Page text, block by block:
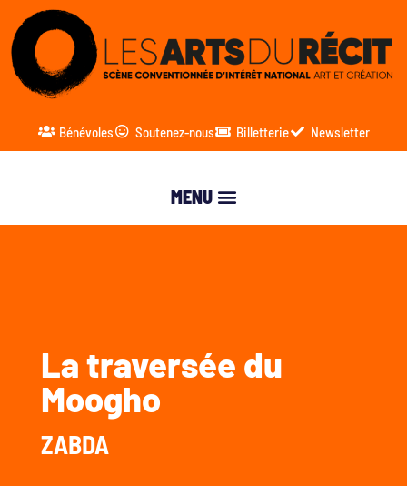
Bénévoles Soutenez-nous Billetterie Newsletter
La traversée du
Moogho
ZABDA